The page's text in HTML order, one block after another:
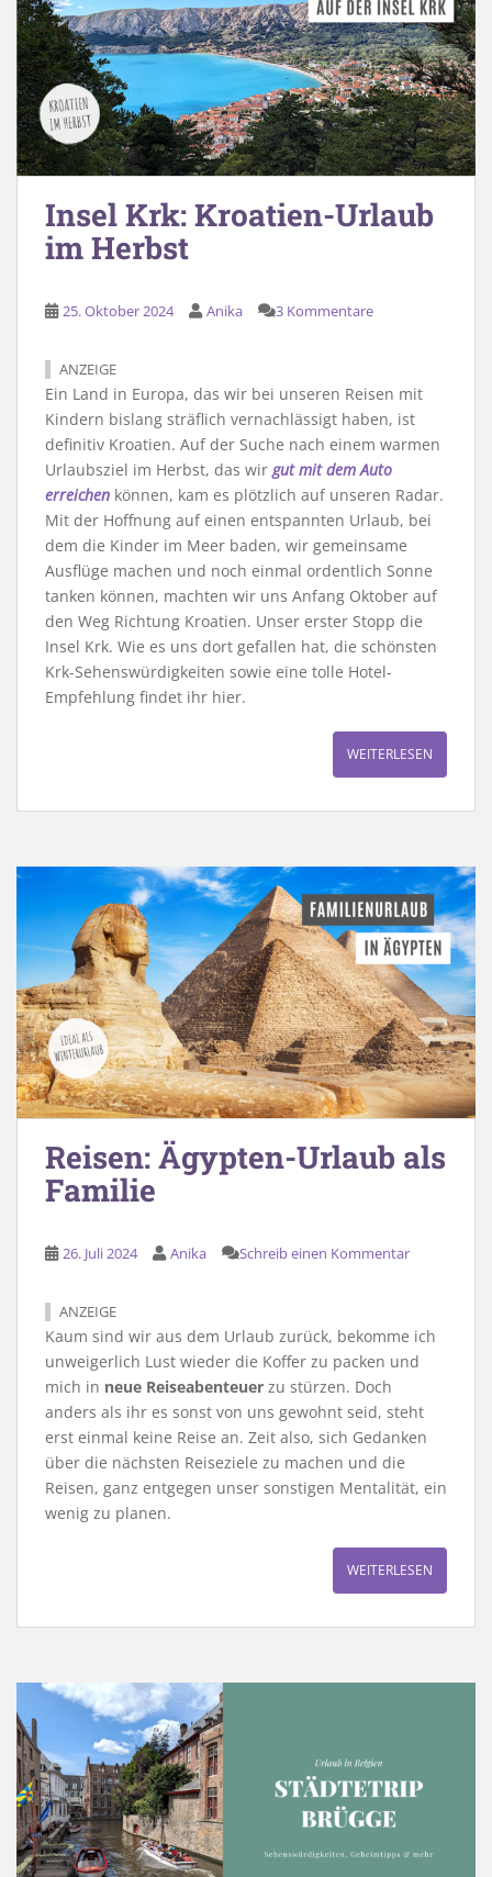
Insel Krk: Kroatien-Urlaub
im Herbst
25. Oktober 2024 Anika 3 Kommentare
ANZEIGE
Ein Land in Europa, das wir bei unseren Reisen mit
Kindern bislang sträflich vernachlässigt haben, ist
definitiv Kroatien. Auf der Suche nach einem warmen
Urlaubsziel im Herbst, das wirgut mit dem Auto
erreichen können, kam es plötzlich auf unseren Radar.
Mit der Hoffnung auf einen entspannten Urlaub, bei
dem die Kinder im Meer baden, wir gemeinsame
Ausflüge machen und noch einmal ordentlich Sonne
tanken können, machten wir uns Anfang Oktober auf
den Weg Richtung Kroatien. Unser erster Stopp die
Insel Krk. Wie es uns dort gefallen hat, die schönsten
Krk-Sehenswürdigkeiten sowie eine tolle Hotel-
Empfehlung findet ihr hier.
WEITERLESEN
Reisen: Ägypten-Urlaub als
Familie
26. Juli 2024 Anika Schreib einen Kommentar
ANZEIGE
Kaum sind wir aus dem Urlaub zurück, bekomme ich
unweigerlich Lust wieder die Koffer zu packen und
mich in neue Reiseabenteuer zu stürzen. Doch
anders als ihr es sonst von uns gewohnt seid, steht
erst einmal keine Reise an. Zeit also, sich Gedanken
über die nächsten Reiseziele zu machen und die
Reisen, ganz entgegen unser sonstigen Mentalität, ein
wenig zu planen.
WEITERLESEN